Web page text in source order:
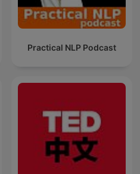
Practical NLP Podcast